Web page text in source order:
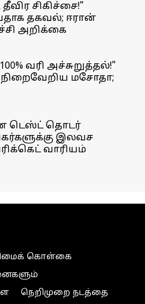
சிகிச்சை!"
தகவல்; ஈரான்
அறிக்கை
வரி அச்சுறுத்தல்!"
மசோதா;
டெஸ்ட் தொடர்
இலவச
வாரியம்
கொள்கை
நெறிமுறை நடத்தை